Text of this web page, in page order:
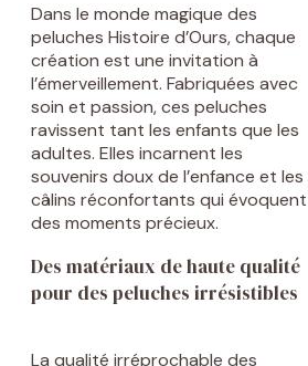
Dans le monde magique des
peluches Histoire d’Ours, chaque
création est une invitation à
l’émerveillement. Fabriquées avec
soin et passion, ces peluches
ravissent tant les enfants que les
adultes. Elles incarnent les
souvenirs doux de l’enfance et les
câlins réconfortants qui évoquent
des moments précieux.
Des matériaux de haute qualité
pour des peluches irrésistibles
La qualité irréprochable des